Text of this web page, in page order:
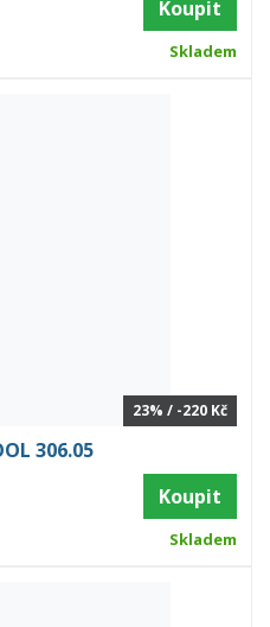
Koupit
Skladem
23% / -220 Kč
306.05
Koupit
Skladem